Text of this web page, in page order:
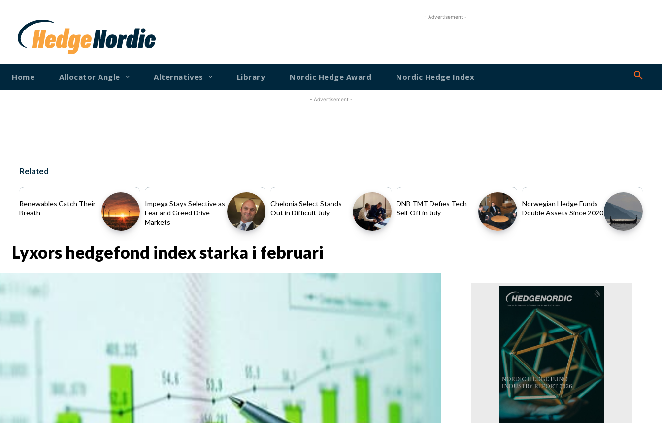
- Advertisement -
Home Allocator Angle Alternatives Library Nordic Hedge Award Nordic Hedge Index
- Advertisement -
Related
Renewables Catch Their
Breath
Impega Stays Selective as
Fear and Greed Drive
Markets
Chelonia Select Stands
Out in Difficult July
DNB TMT Defies Tech
Sell-Off in July
Norwegian Hedge Funds
Double Assets Since 2020
Lyxors hedgefond index starka i februari